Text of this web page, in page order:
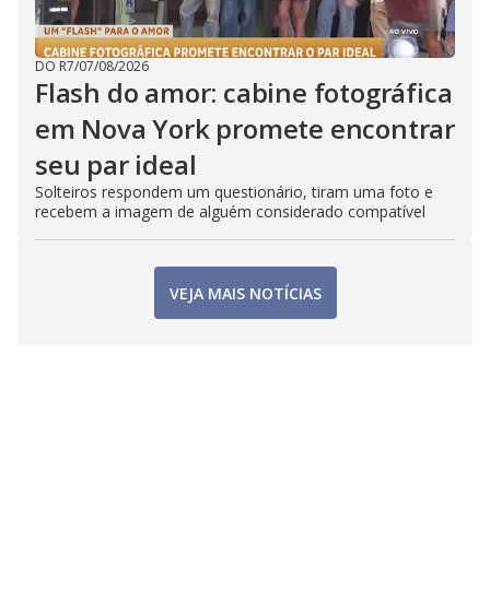
DO R7/07/08/2026
Flash do amor: cabine fotográfica
em Nova York promete encontrar
seu par ideal
Solteiros respondem um questionário, tiram uma foto e
recebem a imagem de alguém considerado compatível
VEJA MAIS NOTÍCIAS